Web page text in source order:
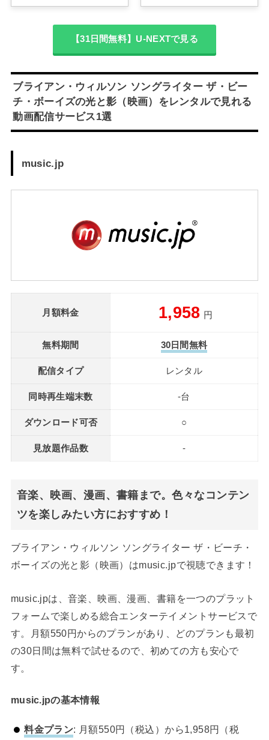
【31日間無料】U-NEXTで見る
ブライアン・ウィルソン ソングライター ザ・ビー
チ・ボーイズの光と影（映画）をレンタルで見れる
動画配信サービス1選
music.jp
月額料金 1,958 円
無料期間 30日間無料
配信タイプ レンタル
同時再生端末数 -台
ダウンロード可否 ○
見放題作品数 -
音楽、映画、漫画、書籍まで。色々なコンテン
ツを楽しみたい方におすすめ！
ブライアン・ウィルソン ソングライター ザ・ビーチ・
ボーイズの光と影（映画）はmusic.jpで視聴できます！
music.jpは、音楽、映画、漫画、書籍を一つのプラット
フォームで楽しめる総合エンターテイメントサービスで
す。月額550円からのプランがあり、どのプランも最初
の30日間は無料で試せるので、初めての方も安心で
す。
music.jpの基本情報
料金プラン: 月額550円（税込）から1,958円（税